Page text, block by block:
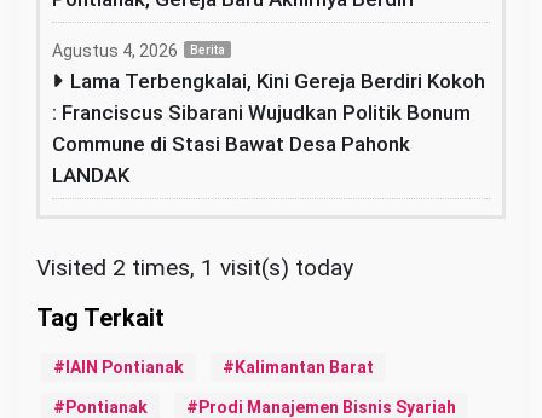
Agustus 4, 2026 Berita
Lama Terbengkalai, Kini Gereja Berdiri Kokoh
: Franciscus Sibarani Wujudkan Politik Bonum
Commune di Stasi Bawat Desa Pahonk
LANDAK
Visited 2 times, 1 visit(s) today
IAIN Pontianak Kalimantan Barat
Pontianak Prodi Manajemen Bisnis Syariah